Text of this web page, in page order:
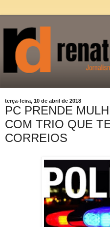
terça-feira, 10 de abril de 2018
PC PRENDE
COM TRIO QUE
CORREIOS